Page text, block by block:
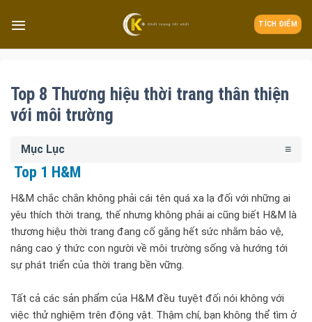
TÍCH ĐIỂM
Top 8 Thương hiệu thời trang thân thiện
với môi trường
Mục Lục
Top 1 H&M
H&M chắc chắn không phải cái tên quá xa lạ đối với những ai
yêu thích thời trang, thế nhưng không phải ai cũng biết H&M là
thương hiệu thời trang đang cố gắng hết sức nhằm bảo vệ,
nâng cao ý thức con người về môi trường sống và hướng tới
sự phát triển của thời trang bền vững.
Tất cả các sản phẩm của H&M đều tuyệt đối nói không với
việc thử nghiệm trên động vật. Thậm chí, bạn không thể tìm ở